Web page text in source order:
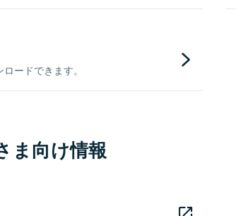
ードできます。
ま向け情報